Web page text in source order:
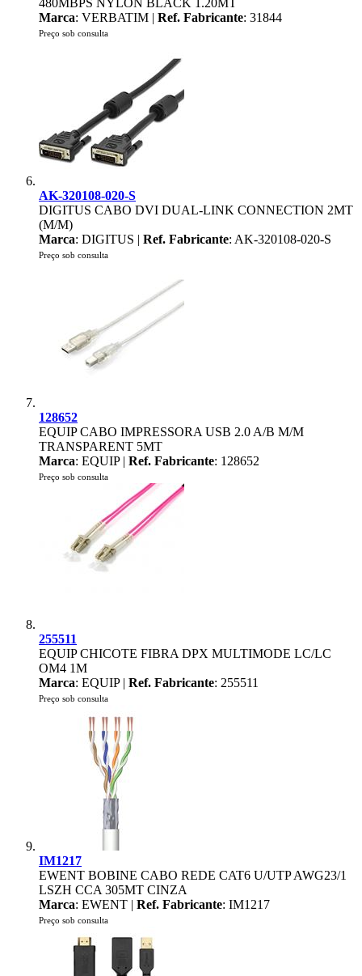
480MBPS NYLON BLACK 1.20MT
Marca: VERBATIM | Ref. Fabricante: 31844
Preço sob consulta
AK-320108-020-S
DIGITUS CABO DVI DUAL-LINK CONNECTION 2MT
(M/M)
Marca: DIGITUS | Ref. Fabricante: AK-320108-020-S
Preço sob consulta
128652
EQUIP CABO IMPRESSORA USB 2.0 A/B M/M
TRANSPARENT 5MT
Marca: EQUIP | Ref. Fabricante: 128652
Preço sob consulta
255511
EQUIP CHICOTE FIBRA DPX MULTIMODE LC/LC
OM4 1M
Marca: EQUIP | Ref. Fabricante: 255511
Preço sob consulta
IM1217
EWENT BOBINE CABO REDE CAT6 U/UTP AWG23/1
LSZH CCA 305MT CINZA
Marca: EWENT | Ref. Fabricante: IM1217
Preço sob consulta